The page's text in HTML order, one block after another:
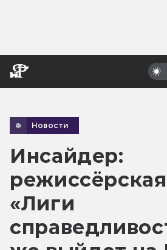
Новости
Инсайдер:
«Лиги